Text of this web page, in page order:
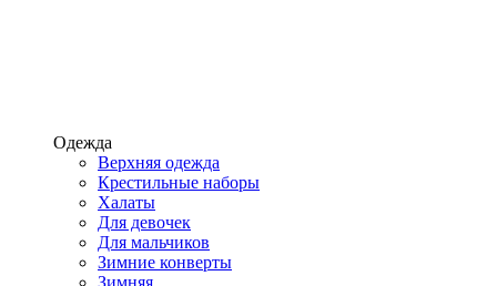
Одежда
Верхняя одежда
Крестильные наборы
Халаты
Для девочек
Для мальчиков
Зимние конверты
Зимняя